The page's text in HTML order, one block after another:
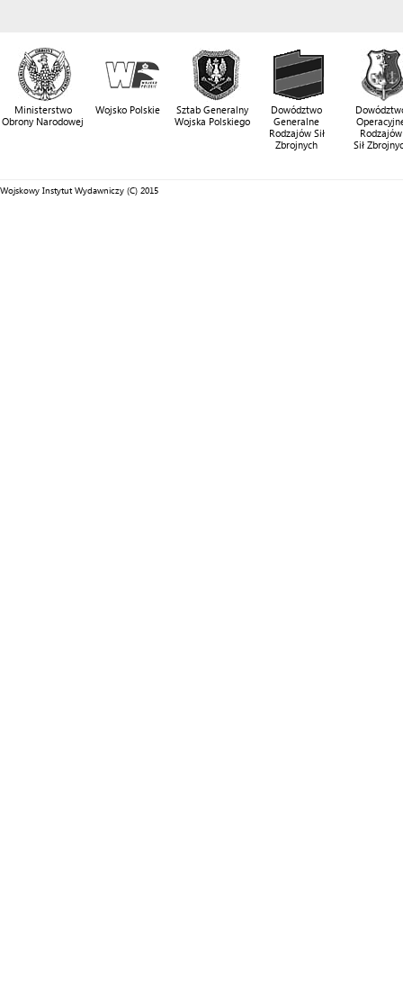
Ministerstwo
Obrony Narodowej
Wojsko Polskie
Sztab Generalny
Wojska Polskiego
Dowództwo
Generalne
Rodzajów Sił
Zbrojnych
Rodzajów
Sił
Wojskowy Instytut Wydawniczy (C) 2015